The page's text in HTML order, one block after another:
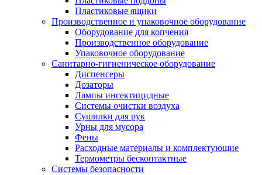
Пластиковые ящики
Производственное и упаковочное оборудование
Оборудование для копчения
Производственное оборудование
Упаковочное оборудование
Санитарно-гигиеническое оборудование
Диспенсеры
Дозаторы
Лампы инсектицидные
Системы очистки воздуха
Сушилки для рук
Урны для мусора
Фены
Расходные материалы и комплектующие
Термометры бесконтактные
Системы безопасности